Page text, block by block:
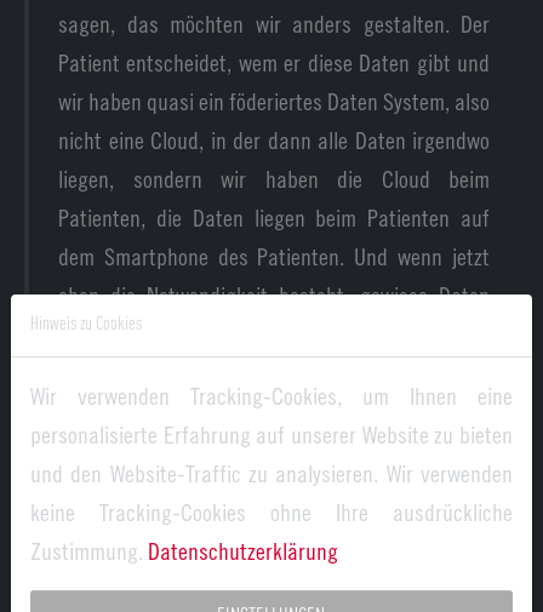
sagen, das möchten wir anders gestalten. Der
Patient entscheidet, wem er diese Daten gibt und
wir haben quasi ein föderiertes Daten System, also
nicht eine Cloud, in der dann alle Daten irgendwo
liegen, sondern wir haben die Cloud beim
Patienten, die Daten liegen beim Patienten auf
dem Smartphone des Patienten. Und wenn jetzt
eben die Notwendigkeit besteht, gewisse Daten
von diesem Patienten zu bekommen, sei es, dass
hier gewisse Vorerkrankungen, keine Ahnung,
vielleicht auch schon ein Röntgenbild, ein CT Bild
von der vorherigen Untersuchung, dann kann er
diese konkreten Daten mit seinem Arzt ganz
explizit in dieser Kommunikation, in dieser Face to
face Kommunikation teilen. Das heißt, ich kann
Hinweis zu Cookies
Wir verwenden Tracking-Cookies, um Ihnen eine
personalisierte Erfahrung auf unserer Website zu bieten
und den Website-Traffic zu analysieren. Wir verwenden
keine Tracking-Cookies ohne Ihre ausdrückliche
Zustimmung. Datenschutzerklärung